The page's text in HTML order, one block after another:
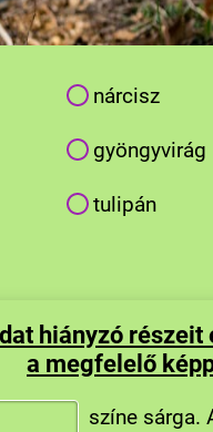
nárcisz
gyöngyvirág
tulipán
hiányzó részeit
a megfelelő
színe sárga.